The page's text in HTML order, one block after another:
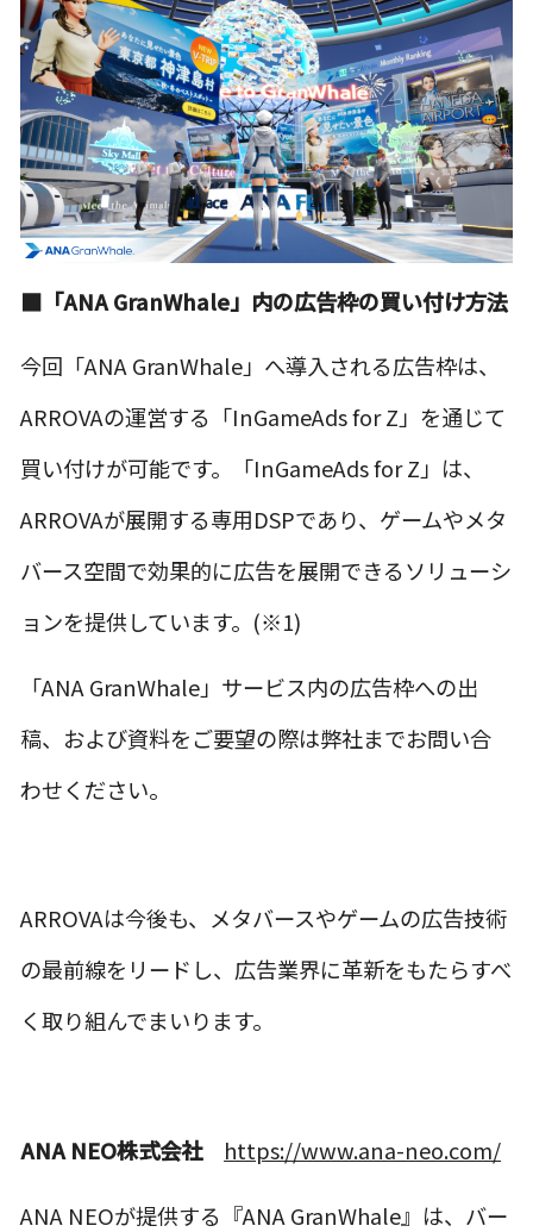
■ 「ANA GranWhale」内の広告枠の買い付け方法
今回「ANA GranWhale」へ導入される広告枠は、
ARROVAの運営する「InGameAds for Z」を通じて
買い付けが可能です。「InGameAds for Z」は、
ARROVAが展開する専用DSPであり、ゲームやメタ
バース空間で効果的に広告を展開できるソリューシ
ョンを提供しています。(※1)
「ANA GranWhale」サービス内の広告枠への出
稿、および資料をご要望の際は弊社までお問い合
わせください。
ARROVAは今後も、メタバースやゲームの広告技術
の最前線をリードし、広告業界に革新をもたらすべ
く取り組んでまいります。
ANA NEO株式会社 https://www.ana-neo.com/
ANA NEOが提供する『ANA GranWhale』は、バー